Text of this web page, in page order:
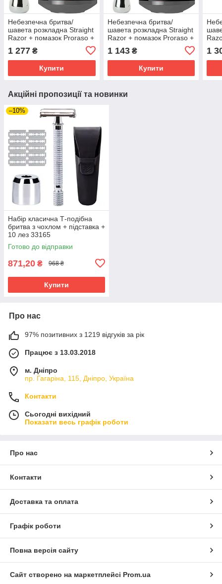
Небезпечна бритва/
шавета розкладна Straight
Razor + помазок Proraso +
Wilkinson Sword для
чутливої шкіри 125 г
1 277 ₴
Купити
Небезпечна бритва/
шавета розкладна Straight
Razor + помазок Proraso +
Wilkinson Sword для
чутливої шкіри 125 г
1 143₴
Купити
1
Акційні пропозиції та новинки
–10%
Набір класична Т-подібна
бритва з чохлом + підставка +
10 лез 33165
Готово до відправки
871,20 ₴ 968 ₴
Купити
Про нас
97% позитивних з 1219 відгуків за рік
Працює з 13.03.2018
м. Дніпро
пр. Гагаріна, 115, Дніпро, Україна
Контакти
Сьогодні вихідний
Показати весь графік роботи
Про нас
Контакти
Доставка та оплата
Графік роботи
Повна версія сайту
Сайт створено на маркетплейсі Prom.ua